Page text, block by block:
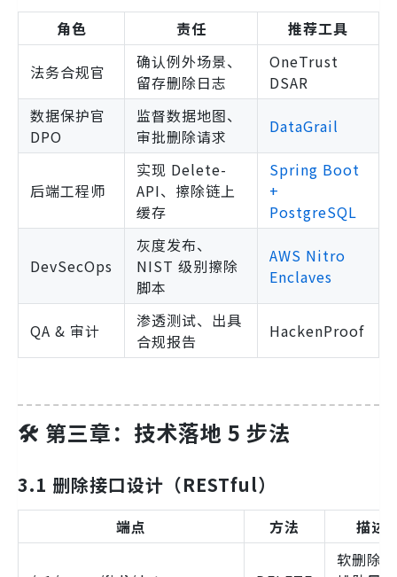
角色 责任 推荐工具
法务合规官
确认例外场景、
留存删除日志
OneTrust
DSAR
数据保护官
DPO
监督数据地图、
审批删除请求
DataGrail
后端工程师
实现 Delete-
API、擦除链上
缓存
Spring Boot
+
PostgreSQL
DevSecOps
灰度发布、
NIST 级别擦除
脚本
AWS Nitro
Enclaves
QA & 审计
渗透测试、出具
合规报告
HackenProof
🛠️ 第三章：技术落地 5 步法
3.1 删除接口设计（RESTful）
端点 方法 描述
软删除 +